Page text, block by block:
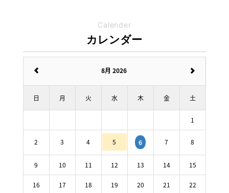
Calender
カレンダー
8月 2026
日 月 火 水 木 金 土
1
2 3 4 5 6 7 8
9 10 11 12 13 14 15
16 17 18 19 20 21 22